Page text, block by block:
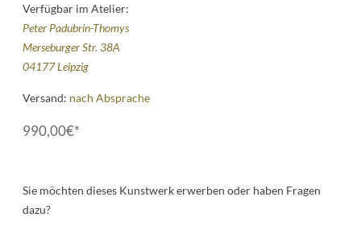
Verfügbar im Atelier:
Peter Padubrin-Thomys
Merseburger Str. 38A
04177 Leipzig
Versand: nach Absprache
990,00€*
Sie möchten dieses Kunstwerk erwerben oder haben Fragen
dazu?